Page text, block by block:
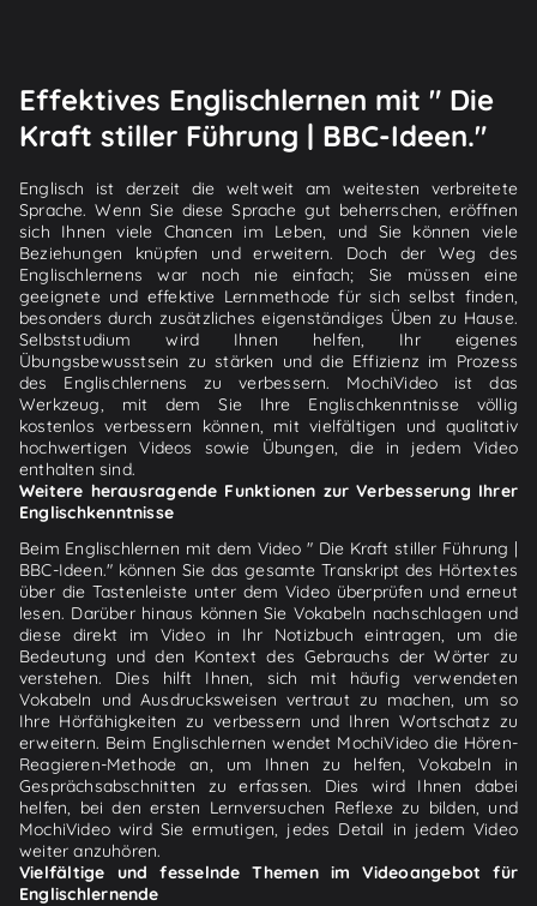
Effektives Englischlernen mit " Die
Kraft stiller Führung | BBC-Ideen."
Englisch ist derzeit die weltweit am weitesten verbreitete
Sprache. Wenn Sie diese Sprache gut beherrschen, eröffnen
sich Ihnen viele Chancen im Leben, und Sie können viele
Beziehungen knüpfen und erweitern. Doch der Weg des
Englischlernens war noch nie einfach; Sie müssen eine
geeignete und effektive Lernmethode für sich selbst finden,
besonders durch zusätzliches eigenständiges Üben zu Hause.
Selbststudium wird Ihnen helfen, Ihr eigenes
Übungsbewusstsein zu stärken und die Effizienz im Prozess
des Englischlernens zu verbessern. MochiVideo ist das
Werkzeug, mit dem Sie Ihre Englischkenntnisse völlig
kostenlos verbessern können, mit vielfältigen und qualitativ
hochwertigen Videos sowie Übungen, die in jedem Video
enthalten sind.
Weitere herausragende Funktionen zur Verbesserung Ihrer
Englischkenntnisse
Beim Englischlernen mit dem Video " Die Kraft stiller Führung |
BBC-Ideen." können Sie das gesamte Transkript des Hörtextes
über die Tastenleiste unter dem Video überprüfen und erneut
lesen. Darüber hinaus können Sie Vokabeln nachschlagen und
diese direkt im Video in Ihr Notizbuch eintragen, um die
Bedeutung und den Kontext des Gebrauchs der Wörter zu
verstehen. Dies hilft Ihnen, sich mit häufig verwendeten
Vokabeln und Ausdrucksweisen vertraut zu machen, um so
Ihre Hörfähigkeiten zu verbessern und Ihren Wortschatz zu
erweitern. Beim Englischlernen wendet MochiVideo die Hören-
Reagieren-Methode an, um Ihnen zu helfen, Vokabeln in
Gesprächsabschnitten zu erfassen. Dies wird Ihnen dabei
helfen, bei den ersten Lernversuchen Reflexe zu bilden, und
MochiVideo wird Sie ermutigen, jedes Detail in jedem Video
weiter anzuhören.
Vielfältige und fesselnde Themen im Videoangebot für
Englischlernende